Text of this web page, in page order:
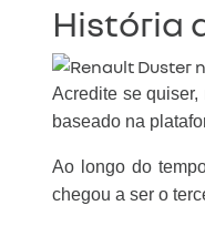
História
Acredite se
baseado na
Ao longo do
chegou a ser o